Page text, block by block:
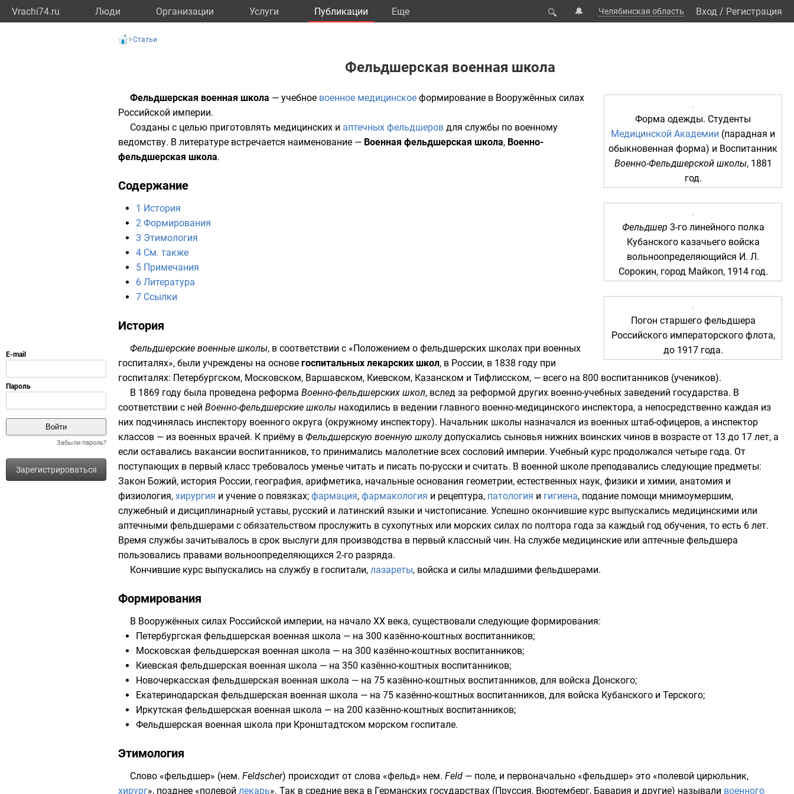
Vrachi74.ru Люди Организации Услуги Публикации Eще 🔍 🔔 Челябинская область Вход / Регистрация
Забыли пароль?
Зарегистрироваться
Статьи
Фельдшерская военная школа
Форма одежды. Студенты
Медицинской Академии (парадная и
обыкновенная форма) и Воспитанник
Военно-Фельдшерской школы, 1881
год.
Фельдшер 3-го линейного полка
Кубанского казачьего войска
вольноопределяющийся И. Л.
Сорокин, город Майкоп, 1914 год.
Погон старшего фельдшера
Российского императорского флота,
до 1917 года.
Фельдшерская военная школа — учебное военное медицинское формирование в Вооружённых силах
Российской империи.
Созданы с целью приготовлять медицинских и аптечных фельдшеров для службы по военному
ведомству. В литературе встречается наименование — Военная фельдшерская школа, Военно-
фельдшерская школа.
Содержание
1 История
2 Формирования
3 Этимология
4 См. также
5 Примечания
6 Литература
7 Ссылки
История
Фельдшерские военные школы, в соответствии с «Положением о фельдшерских школах при военных
госпиталях», были учреждены на основе госпитальных лекарских школ, в России, в 1838 году при
госпиталях: Петербургском, Московском, Варшавском, Киевском, Казанском и Тифлисском, — всего на 800 воспитанников (учеников).
В 1869 году была проведена реформа Военно-фельдшерских школ, вслед за реформой других военно-учебных заведений государства. В
соответствии с ней Военно-фельдшерские школы находились в ведении главного военно-медицинского инспектора, а непосредственно каждая из
них подчинялась инспектору военного округа (окружному инспектору). Начальник школы назначался из военных штаб-офицеров, а инспектор
классов — из военных врачей. К приёму в Фельдшерскую военную школудопускались сыновья нижних воинских чинов в возрасте от 13 до 17 лет, а
если оставались вакансии воспитанников, то принимались малолетние всех сословий империи. Учебный курс продолжался четыре года. От
поступающих в первый класс требовалось уменье читать и писать по-русски и считать. В военной школе преподавались следующие предметы:
Закон Божий, история России, география, арифметика, начальные основания геометрии, естественных наук, физики и химии, анатомия и
физиология, хирургия и учение о повязках; фармация, фармакология и рецептура, патология и гигиена, подание помощи мнимоумершим,
служебный и дисциплинарный уставы, русский и латинский языки и чистописание. Успешно окончившие курс выпускались медицинскими или
аптечными фельдшерами с обязательством прослужить в сухопутных или морских силах по полтора года за каждый год обучения, то есть 6 лет.
Время службы зачитывалось в срок выслуги для производства в первый классный чин. На службе медицинские или аптечные фельдшера
пользовались правами вольноопределяющихся 2-го разряда.
Кончившие курс выпускались на службу в госпитали, лазареты, войска и силы младшими фельдшерами.
Формирования
В Вооружённых силах Российской империи, на начало XX века, существовали следующие формирования:
Петербургская фельдшерская военная школа — на 300 казённо-коштных воспитанников;
Московская фельдшерская военная школа — на 300 казённо-коштных воспитанников;
Киевская фельдшерская военная школа — на 350 казённо-коштных воспитанников;
Новочеркасская фельдшерская военная школа — на 75 казённо-коштных воспитанников, для войска Донского;
Екатеринодарская фельдшерская военная школа — на 75 казённо-коштных воспитанников, для войска Кубанского и Терского;
Иркутская фельдшерская военная школа — на 200 казённо-коштных воспитанников;
Фельдшерская военная школа при Кронштадтском морском госпитале.
Этимология
Слово «фельдшер» (нем. Feldscher) происходит от слова «фельд» нем. Feld — поле, и первоначально «фельдшер» это «полевой цирюльник,
хирург», позднее «полевой лекарь». Так в средние века в Германских государствах (Пруссия, Вюртемберг, Бавария и другие) называли военного